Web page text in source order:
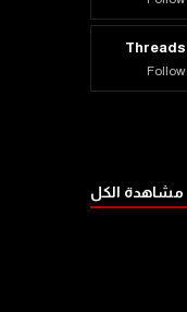
Threads
Follow
مشاهدة الكل